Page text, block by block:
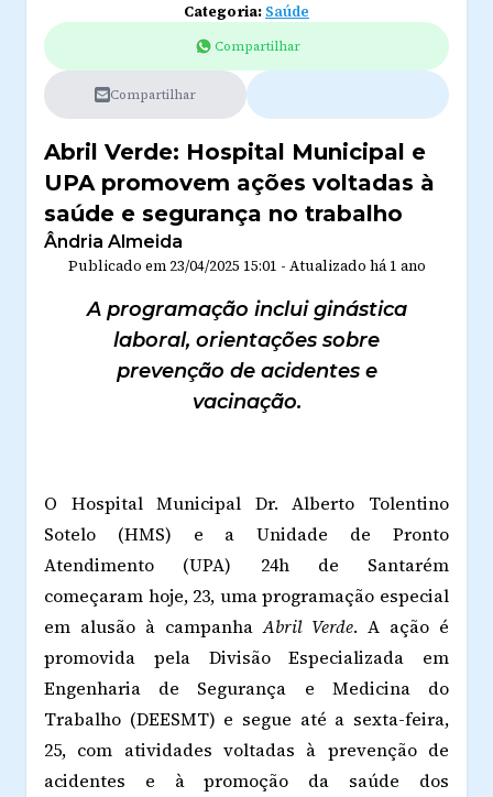
Categoria: Saúde
Compartilhar
Compartilhar
Abril Verde: Hospital Municipal e
UPA promovem ações voltadas à
saúde e segurança no trabalho
Ândria Almeida
Publicado em 23/04/2025 15:01 - Atualizado há 1 ano
A programação inclui ginástica
laboral, orientações sobre
prevenção de acidentes e
vacinação.
O Hospital Municipal Dr. Alberto Tolentino
Sotelo (HMS) e a Unidade de Pronto
Atendimento (UPA) 24h de Santarém
começaram hoje, 23, uma programação especial
em alusão à campanhaAbril Verde. A ação é
promovida pela Divisão Especializada em
Engenharia de Segurança e Medicina do
Trabalho (DEESMT) e segue até a sexta-feira,
25, com atividades voltadas à prevenção de
acidentes e à promoção da saúde dos